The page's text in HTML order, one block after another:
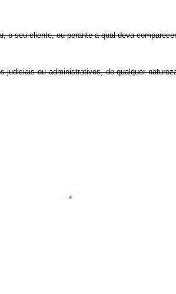
o seu cliente, ou perante a qual deva
ou administrativos, de qualquer
*